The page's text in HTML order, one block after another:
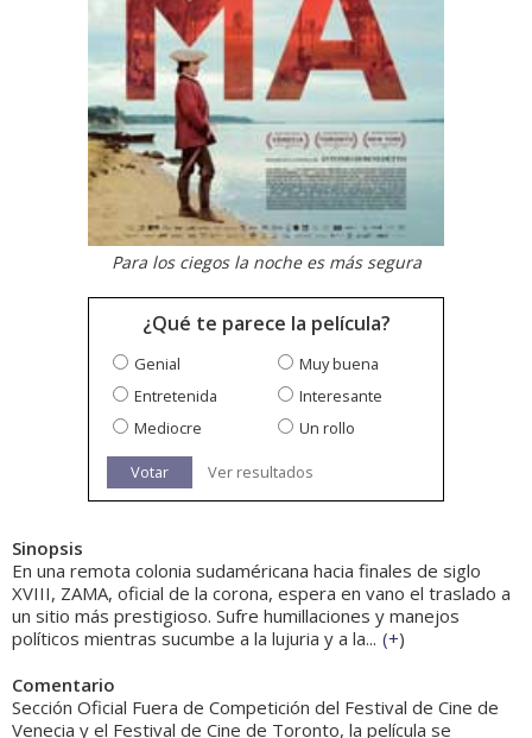
Para los ciegos la noche es más segura
¿Qué te parece la película?
Genial
Muy buena
Entretenida
Interesante
Mediocre
Un rollo
Votar Ver resultados
Sinopsis
En una remota colonia sudaméricana hacia finales de siglo
XVIII, ZAMA, oficial de la corona, espera en vano el traslado a
un sitio más prestigioso. Sufre humillaciones y manejos
políticos mientras sucumbe a la lujuria y a la... (+)
Comentario
Sección Oficial Fuera de Competición del Festival de Cine de
Venecia y el Festival de Cine de Toronto, la película se